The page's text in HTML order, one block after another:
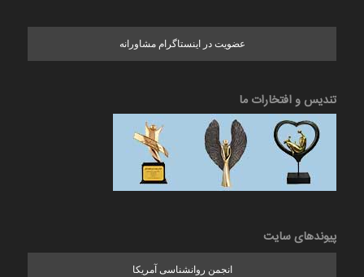
عضویت در اینستاگرام مشاورانه
تندیس و افتخارات ما
پیوندهای سایت
انجمن روانشناسی آمریکا